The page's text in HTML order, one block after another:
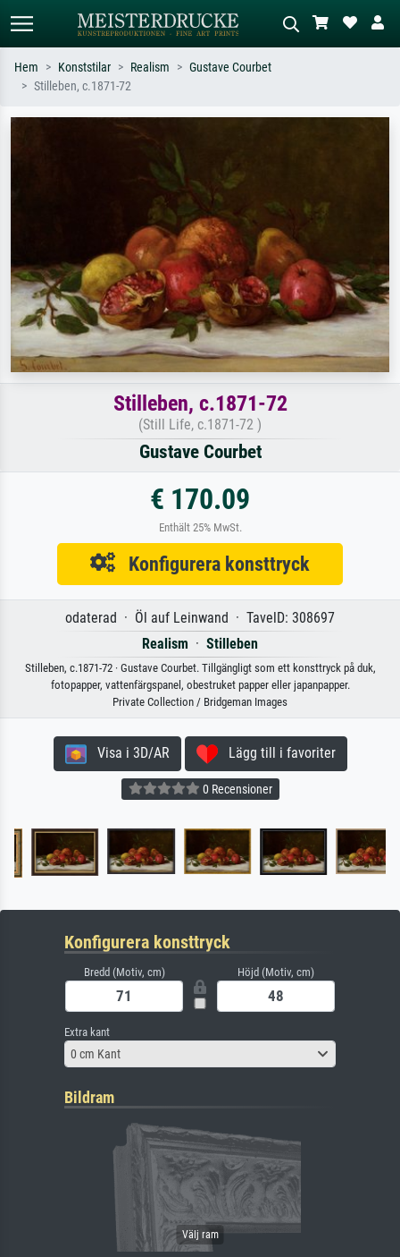
Sök efter konstnär, titel eller stil –
impressionism, Hokusai-våg, naken.
Hem Konststilar Realism
Gustave Courbet
Stilleben, c.1871-72
Stilleben, c.1871-72
(Still Life, c.1871-72 )
Gustave Courbet
€ 170.09
Enthält 25% MwSt.
Konfigurera konsttryck
odaterad · Öl auf Leinwand · TavelD: 308697
Realism · Stilleben
Stilleben, c.1871-72 · Gustave Courbet. Tillgängligt som ett konsttryck på duk,
fotopapper, vattenfärgspanel, obestruket papper eller japanpapper.
Private Collection / Bridgeman Images
Visa i 3D/AR Lägg till i favoriter
0 Recensioner
Konfigurera konsttryck
Bredd (Motiv, cm) Höjd (Motiv, cm)
Extra kant
0 cm Kant
Bildram